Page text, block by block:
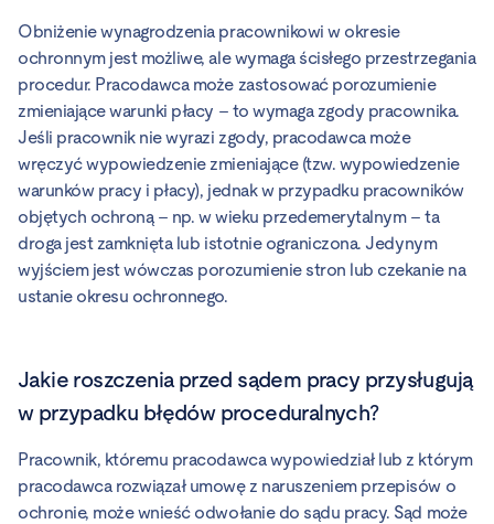
Obniżenie wynagrodzenia pracownikowi w okresie
ochronnym jest możliwe, ale wymaga ścisłego przestrzegania
procedur. Pracodawca może zastosować porozumienie
zmieniające warunki płacy – to wymaga zgody pracownika.
Jeśli pracownik nie wyrazi zgody, pracodawca może
wręczyć wypowiedzenie zmieniające (tzw. wypowiedzenie
warunków pracy i płacy), jednak w przypadku pracowników
objętych ochroną – np. w wieku przedemerytalnym – ta
droga jest zamknięta lub istotnie ograniczona. Jedynym
wyjściem jest wówczas porozumienie stron lub czekanie na
ustanie okresu ochronnego.
Jakie roszczenia przed sądem pracy przysługują
w przypadku błędów proceduralnych?
Pracownik, któremu pracodawca wypowiedział lub z którym
pracodawca rozwiązał umowę z naruszeniem przepisów o
ochronie, może wnieść odwołanie do sądu pracy. Sąd może